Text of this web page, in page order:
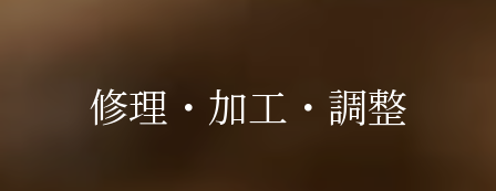
修理・加工・調整